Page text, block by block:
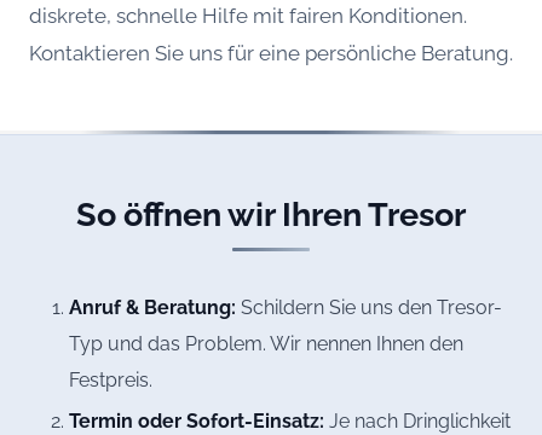
diskrete, schnelle Hilfe mit fairen Konditionen.
Kontaktieren Sie uns für eine persönliche Beratung.
So öffnen wir Ihren Tresor
Anruf & Beratung: Schildern Sie uns den Tresor-
Typ und das Problem. Wir nennen Ihnen den
Festpreis.
Termin oder Sofort-Einsatz: Je nach Dringlichkeit